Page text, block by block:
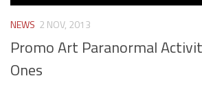
NEWS 2 NOV, 2013
Promo Art Paranormal
Ones